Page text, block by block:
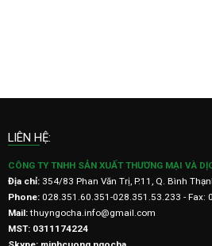
LIÊN HỆ:
CÔNG TY TNHH SẢN XUẤT THƯƠNG MẠI VÀ
Địa chỉ:354/83 Phan Văn Trị, P.11, Q. Bình
Phone:028.351.60.351-028.351.53.233 - Fax:
Mail: thuyngocha.info@gmail.com
MST: 0311174224
Skype: minhcuong.ngocha
HỖ TRỢ KHÁCH HÀNG